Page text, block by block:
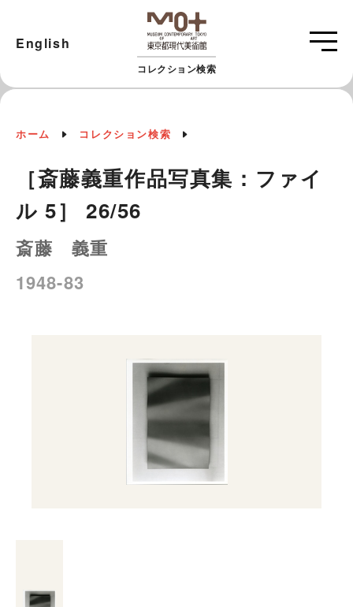
コレクション検索
English
ホーム コレクション検索
［斎藤義重作品写真集：ファイ
ル 5］ 26/56
斎藤 義重
1948-83